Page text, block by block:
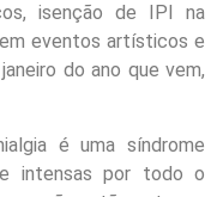
isenção de IPI na
eventos artísticos e
do ano que vem,
é uma síndrome
intensas por todo o